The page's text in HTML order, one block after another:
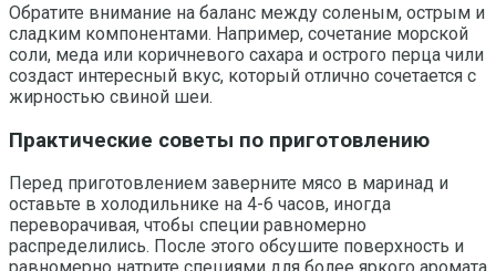
Обратите внимание на баланс между соленым, острым и
сладким компонентами. Например, сочетание морской
соли, меда или коричневого сахара и острого перца чили
создаст интересный вкус, который отлично сочетается с
жирностью свиной шеи.
Практические советы по приготовлению
Перед приготовлением заверните мясо в маринад и
оставьте в холодильнике на 4-6 часов, иногда
переворачивая, чтобы специи равномерно
распределились. После этого обсушите поверхность и